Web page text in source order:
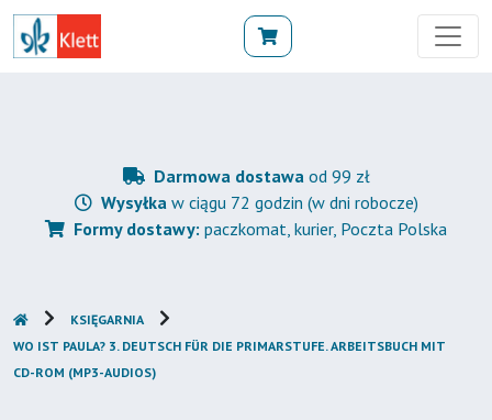
Darmowa dostawaod 99 zł
Wysyłkaw ciągu 72 godzin (w dni robocze)
Formy dostawy: paczkomat, kurier, Poczta Polska
KSIĘGARNIA
WO IST PAULA? 3. DEUTSCH FÜR DIE PRIMARSTUFE. ARBEITSBUCH MIT
CD-ROM (MP3-AUDIOS)